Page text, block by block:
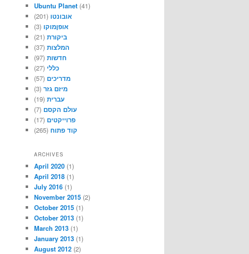
Ubuntu Planet (41)
אובונטו (201)
אופןמוקו (3)
ביקורת (21)
המלצות (37)
חדשות (97)
כללי (27)
מדריכים (57)
מיזם גזר (3)
עברית (19)
עולם הקסם (7)
פרוייקטים (17)
קוד פתוח (265)
ARCHIVES
April 2020 (1)
April 2018 (1)
July 2016 (1)
November 2015 (2)
October 2015 (1)
October 2013 (1)
March 2013 (1)
January 2013 (1)
August 2012 (2)